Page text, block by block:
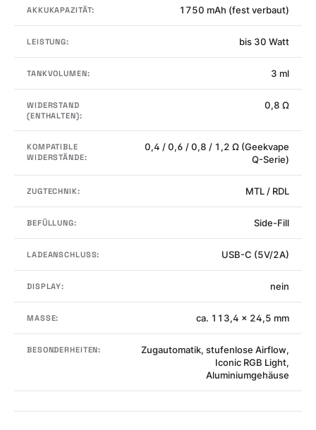
AKKUKAPAZITÄT: 1750 mAh (fest verbaut)
LEISTUNG: bis 30 Watt
TANKVOLUMEN: 3 ml
WIDERSTAND
(ENTHALTEN):
0,8 Ω
KOMPATIBLE
WIDERSTÄNDE:
0,4 / 0,6 / 0,8 / 1,2 Ω (Geekvape
Q-Serie)
ZUGTECHNIK: MTL / RDL
BEFÜLLUNG: Side-Fill
LADEANSCHLUSS: USB-C (5V/2A)
DISPLAY: nein
MASSE: ca. 113,4 x 24,5 mm
BESONDERHEITEN:
Zugautomatik, stufenlose Airflow,
Iconic RGB Light,
Aluminiumgehäuse